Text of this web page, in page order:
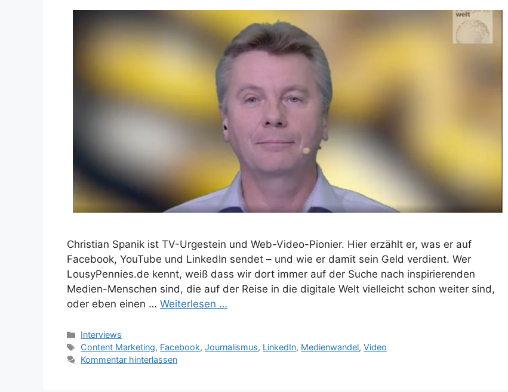
Christian Spanik ist TV-Urgestein und Web-Video-Pionier. Hier erzählt er, was er auf
Facebook, YouTube und LinkedIn sendet – und wie er damit sein Geld verdient. Wer
LousyPennies.de kennt, weiß dass wir dort immer auf der Suche nach inspirierenden
Medien-Menschen sind, die auf der Reise in die digitale Welt vielleicht schon weiter sind,
oder eben einen … Weiterlesen …
Kategorien
Interviews
Schlagwörter
Content Marketing, Facebook,Journalismus, LinkedIn, Medienwandel,Video
Kommentar hinterlassen